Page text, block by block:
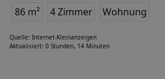
86 m²
4 Zimmer Wohnung
Quelle: Internet-Kleinanzeigen
Aktualisiert: 0 Stunden, 14 Minuten